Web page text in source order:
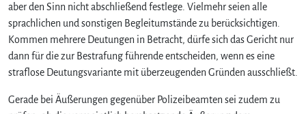
aber den Sinn nicht abschließend festlege. Vielmehr seien alle
sprachlichen und sonstigen Begleitumstände zu berücksichtigen.
Kommen mehrere Deutungen in Betracht, dürfe sich das Gericht nur
dann für die zur Bestrafung führende entscheiden, wenn es eine
straflose Deutungsvariante mit überzeugenden Gründen ausschließt.
Gerade bei Äußerungen gegenüber Polizeibeamten sei zudem zu